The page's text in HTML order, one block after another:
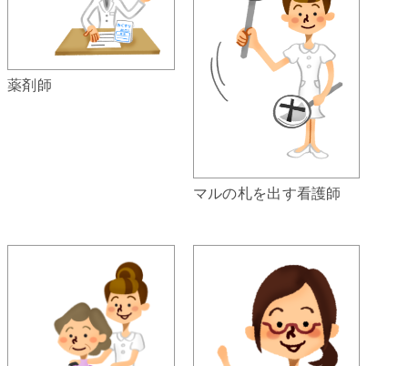
薬剤師
マルの札を出す看護師